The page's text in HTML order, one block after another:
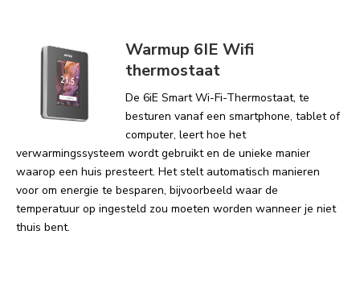
Warmup 6IE Wifi
thermostaat
De 6iE Smart Wi-Fi-Thermostaat, te
besturen vanaf een smartphone, tablet of
computer, leert hoe het
verwarmingssysteem wordt gebruikt en de unieke manier
waarop een huis presteert. Het stelt automatisch manieren
voor om energie te besparen, bijvoorbeeld waar de
temperatuur op ingesteld zou moeten worden wanneer je niet
thuis bent.